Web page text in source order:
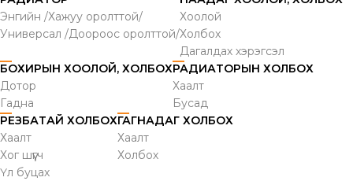
Энгийн /Хажуу оролттой/
Универсал /Доороос оролттой/
Хоолой
Холбох
Дагалдах хэрэгсэл
БОХИРЫН ХООЛОЙ, ХОЛБОХ
Дотор
Гадна
РАДИАТОРЫН ХОЛБОХ
Хаалт
Бусад
РЕЗБАТАЙ ХОЛБОХ
Хаалт
Хог шүүгч
Үл буцах
ГАГНАДАГ ХОЛБОХ
Хаалт
Холбох